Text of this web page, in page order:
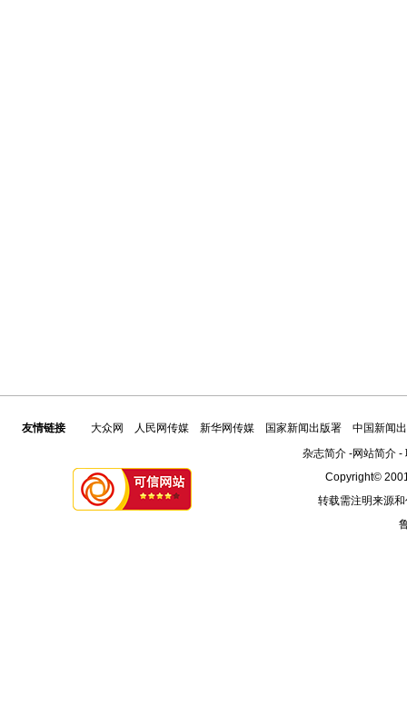
友情链接 大众网 人民网传媒 新华网传媒 国家新闻出版署
中国新闻
杂志简介-网站简介-
Copyright©
转载需注明来源